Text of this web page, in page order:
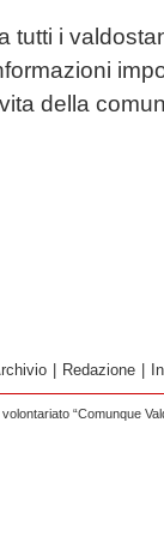
tutti i
della
Redazione
“Comunque